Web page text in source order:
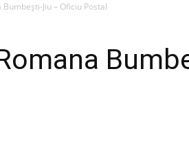
Jiu – Oficiu Postal